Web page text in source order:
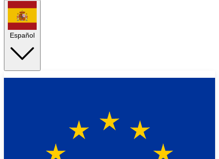
Español